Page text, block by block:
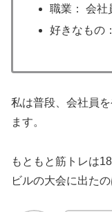
職業： 会社
好きなもの
私は普段、会社員
ます。
もともと筋トレは
ビルの大会に出た